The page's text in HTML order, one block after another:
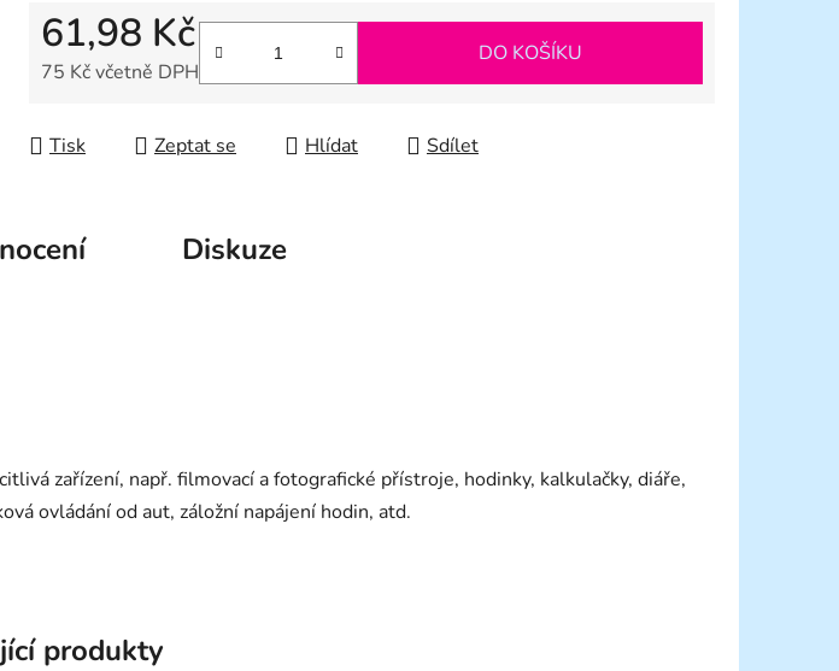
61,98 Kč
75 Kč včetně DPH
DO KOŠÍKU
Tisk Zeptat se Hlídat Sdílet
Diskuze
zařízení, např. filmovací a fotografické přístroje, hodinky, kalkulačky, diáře,
ovládání od aut, záložní napájení hodin, atd.
produkty